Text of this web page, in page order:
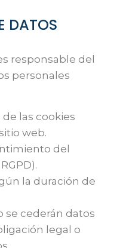
responsable del
personales
las cookies
web.
del
la duración de
se cederán datos
legal o